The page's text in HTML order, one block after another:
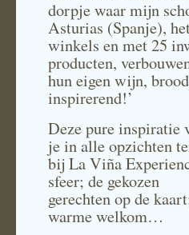
dorpje waar mijn
Asturias (Spanje),
winkels en met 25
producten,
hun eigen wijn,
inspirerend!’
Deze pure inspiratie
je in alle opzichten
bij La Viña
sfeer; de gekozen
gerechten op de
warme welkom…